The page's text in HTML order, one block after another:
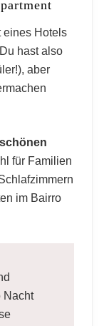
eines Hotels
hast also
aber
schönen
für Familien
im Bairro
Nacht